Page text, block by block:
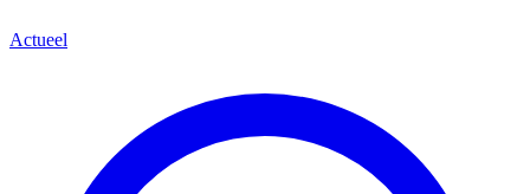
Actueel